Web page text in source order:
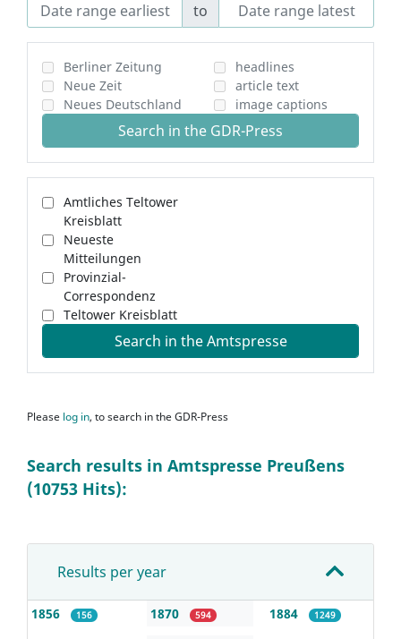
to
Berliner Zeitung
Neue Zeit
Neues Deutschland
headlines
article text
image captions
Search in the GDR-Press
Amtliches Teltower
Kreisblatt
Neueste
Mitteilungen
Provinzial-
Correspondenz
Teltower Kreisblatt
Search in the Amtspresse
Please log in, to search in the GDR-Press
Search results in Amtspresse Preußens
(10753 Hits):
Results per year
1856 156 1870 594 1884 1249